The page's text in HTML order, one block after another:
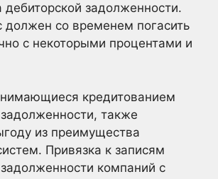
дебиторской задолженности.
должен со временем погасить
с некоторыми процентами и
кредитованием
также
из преимущества
Привязка к записям
компаний с